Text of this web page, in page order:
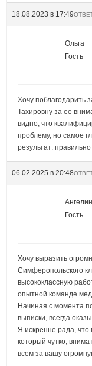
18.08.2023 в 17:49
Ольга
Гость
Хочу поблагодарить
Тахировну за ее
видно, что
проблему, но самое
результат:
06.02.2025 в 20:48
Гость
Хочу выразить
Симферопольского
высококлассную
опытной команде
Начиная с момента
выписки, всегда
Я искренне рада,
который чутко,
всем за вашу